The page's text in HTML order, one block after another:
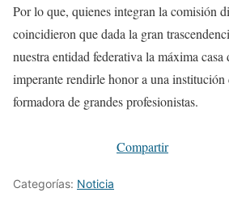
Por lo que, quienes integran la comisión
coincidieron que dada la gran
nuestra entidad federativa la máxima casa
imperante rendirle honor a una
formadora de grandes profesionistas.
Compartir
Categorías: Noticia